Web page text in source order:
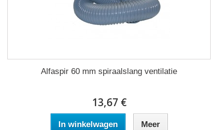
Alfaspir 60 mm spiraalslang ventilatie
13,67 €
In winkelwagen Meer